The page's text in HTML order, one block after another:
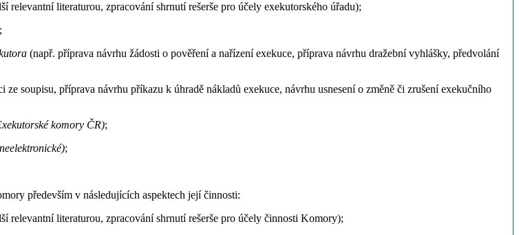
relevantní literaturou, zpracování shrnutí rešerše pro účely exekutorského úřadu);
(např. příprava návrhu žádosti o pověření a nařízení exekuce, příprava návrhu dražební vyhlášky, předvolání
soupisu, příprava návrhu příkazu k úhradě nákladů exekuce, návrhu usnesení o změně či zrušení exekučního
komory ČR);
;
především v následujících aspektech její činnosti:
relevantní literaturou, zpracování shrnutí rešerše pro účely činnosti Komory);